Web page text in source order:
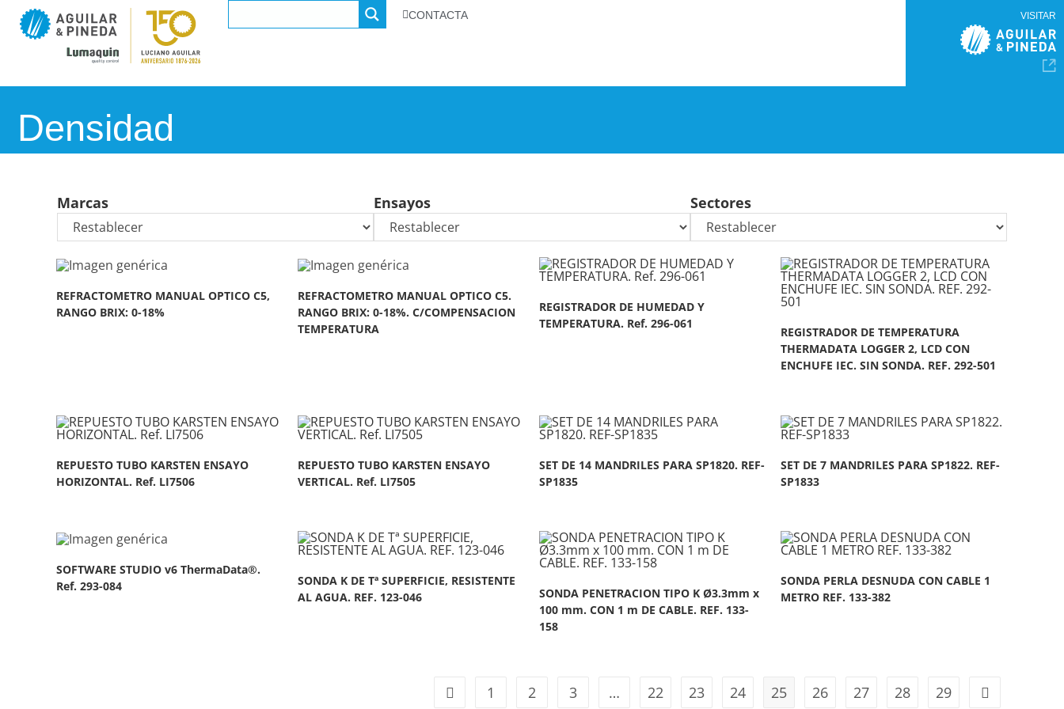
CONTACTA VISITAR
Densidad
Marcas Ensayos Sectores
REFRACTOMETRO MANUAL OPTICO C5,
RANGO BRIX: 0-18%
REFRACTOMETRO MANUAL OPTICO C5.
RANGO BRIX: 0-18%. C/COMPENSACION
TEMPERATURA
REGISTRADOR DE HUMEDAD Y
TEMPERATURA. Ref. 296-061
REGISTRADOR DE TEMPERATURA
THERMADATA LOGGER 2, LCD CON
ENCHUFE IEC. SIN SONDA. REF. 292-501
REPUESTO TUBO KARSTEN ENSAYO
HORIZONTAL. Ref. LI7506
REPUESTO TUBO KARSTEN ENSAYO
VERTICAL. Ref. LI7505
SET DE 14 MANDRILES PARA SP1820. REF-
SP1835
SET DE 7 MANDRILES PARA SP1822. REF-
SP1833
SOFTWARE STUDIO v6 ThermaData®.
Ref. 293-084
SONDA K DE Tª SUPERFICIE, RESISTENTE
AL AGUA. REF. 123-046
SONDA PENETRACION TIPO K Ø3.3mm x
100 mm. CON 1 m DE CABLE. REF. 133-
158
SONDA PERLA DESNUDA CON CABLE 1
METRO REF. 133-382
1 2 3 … 22 23 24 25 26 27 28 29